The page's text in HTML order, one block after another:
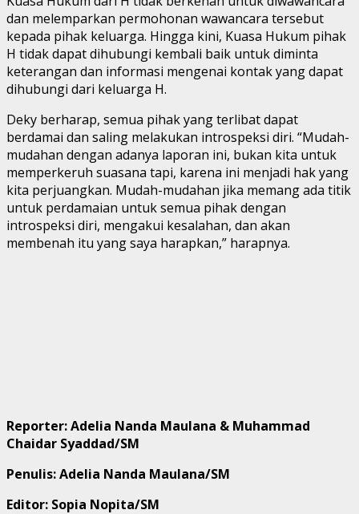
dan melemparkan permohonan wawancara tersebut
kepada pihak keluarga. Hingga kini, Kuasa Hukum pihak
H tidak dapat dihubungi kembali baik untuk diminta
keterangan dan informasi mengenai kontak yang dapat
dihubungi dari keluarga H.
Deky berharap, semua pihak yang terlibat dapat
berdamai dan saling melakukan introspeksi diri. “Mudah-
mudahan dengan adanya laporan ini, bukan kita untuk
memperkeruh suasana tapi, karena ini menjadi hak yang
kita perjuangkan. Mudah-mudahan jika memang ada titik
untuk perdamaian untuk semua pihak dengan
introspeksi diri, mengakui kesalahan, dan akan
membenah itu yang saya harapkan,” harapnya.
Reporter:Adelia Nanda Maulana & Muhammad
Chaidar Syaddad/SM
Penulis:Adelia Nanda Maulana/SM
Editor: Sopia Nopita/SM